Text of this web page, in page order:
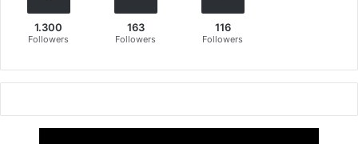
1.300
Followers
163
Followers
116
Followers